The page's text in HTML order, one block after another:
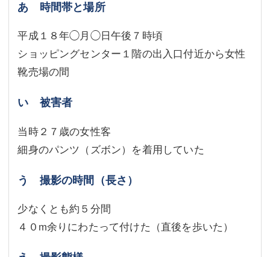
あ 時間帯と場所
平成１８年◯月◯日午後７時頃
ショッピングセンター１階の出入口付近から女性
靴売場の間
い 被害者
当時２７歳の女性客
細身のパンツ（ズボン）を着用していた
う 撮影の時間（長さ）
少なくとも約５分間
４０m余りにわたって付けた（直後を歩いた）